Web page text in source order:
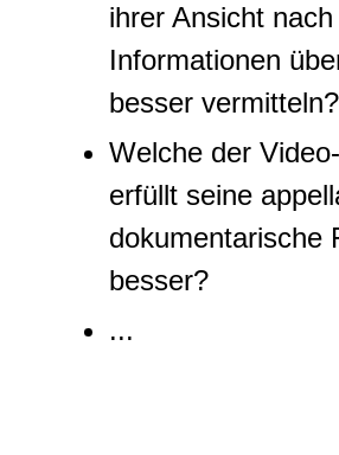
ihrer Ansicht nach
Informationen
besser vermitteln?
Welche der
erfüllt seine
dokumentarische
besser?
...